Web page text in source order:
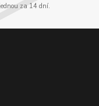
za 14 dní.